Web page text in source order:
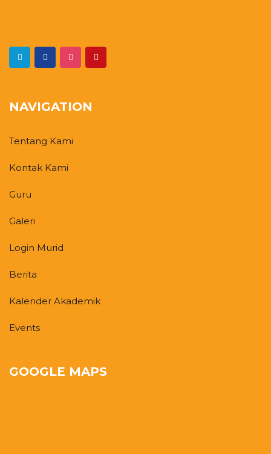
NAVIGATION
Tentang Kami
Kontak Kami
Guru
Galeri
Login Murid
Berita
Kalender Akademik
Events
GOOGLE MAPS